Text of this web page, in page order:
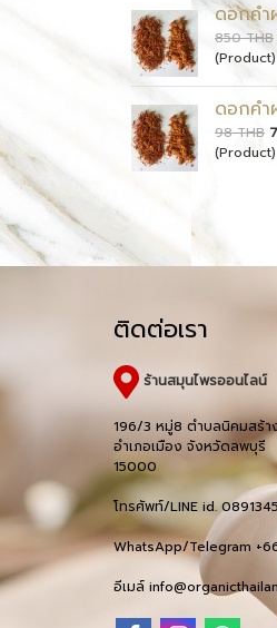
ดอกคำ
850 THB
(Product)
ดอกคำ
98 THB
(Product)
ติดต่อเรา
ร้านสมุนไพรออนไลน์
196/3 หมู่8 ตำบลนิคมสร้า
อำเภอเมือง จังหวัดลพบุรี
15000
โทรศัพท์/LINE id.
WhatsApp/Telegram
อีเมล์